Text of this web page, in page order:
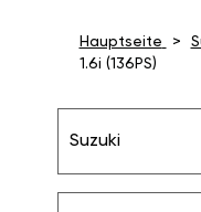
Hauptseite
1.6i (136PS)
Suzuki